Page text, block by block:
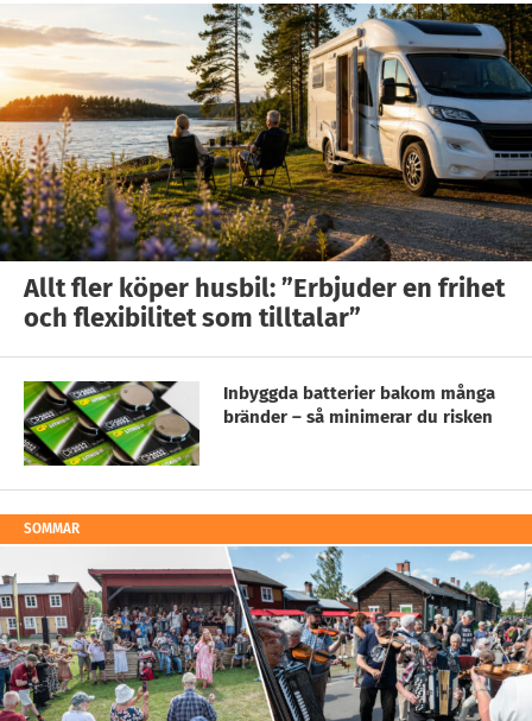
Allt fler köper husbil: ”Erbjuder en frihet
och flexibilitet som tilltalar”
Inbyggda batterier bakom många
bränder – så minimerar du risken
SOMMAR